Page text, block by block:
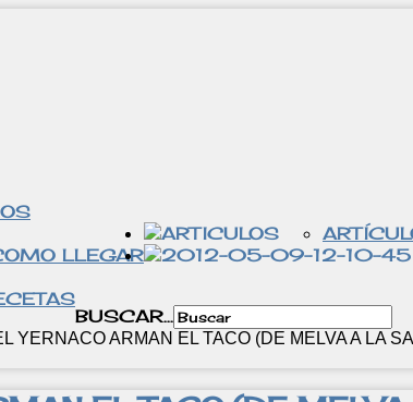
LLEGAR
BUSCAR...
YERNACO ARMAN EL TACO (DE MELVA A LA